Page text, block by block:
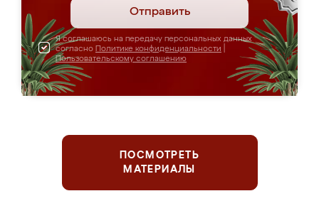
Отправить
Я соглашаюсь на передачу персональных данных
согласно Политике конфиденциальности
Пользовательскому соглашению
ПОСМОТРЕТЬ
МАТЕРИАЛЫ